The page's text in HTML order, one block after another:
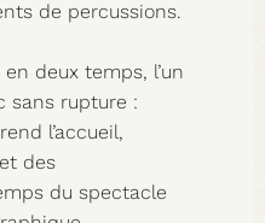
de percussions.
deux temps, l’un
sans rupture :
l’accueil,
des
du spectacle